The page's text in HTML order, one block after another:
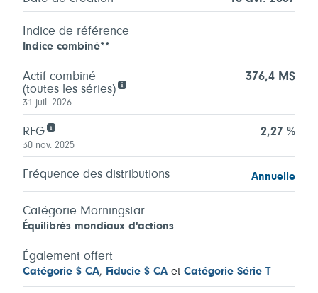
Indice de référence
Indice combiné**
Actif combiné
(toutes les séries)
376,4 M$
31 juil. 2026
RFG 2,27 %
30 nov. 2025
Fréquence des distributions Annuelle
Catégorie Morningstar
Équilibrés mondiaux d'actions
Également offert
Catégorie $ CA, Fiducie $ CA et Catégorie Série T